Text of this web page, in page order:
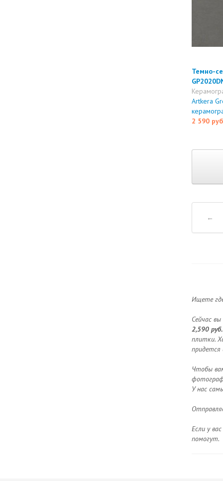
Темно-
Artkera
2 590
←
Ищете
Сейчас
2,590
плитки.
придется
Чтобы
У нас
Если у
помогут.